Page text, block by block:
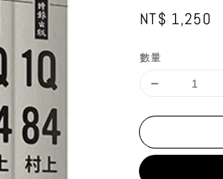
Regular
NT$ 1,250
數量